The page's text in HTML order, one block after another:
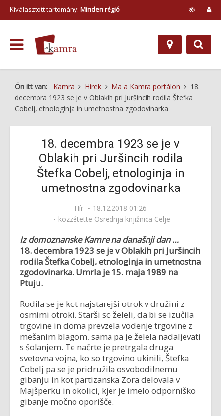
Kiválasztott tartomány: Minden régió
Ön itt van: Kamra Hírek Ma a Kamra portálon
18.
decembra 1923 se je v Oblakih pri Juršincih rodila Štefka
Cobelj, etnologinja in umetnostna zgodovinarka
18. decembra 1923 se je v
Oblakih pri Juršincih rodila
Štefka Cobelj, etnologinja in
umetnostna zgodovinarka
Hír
18.12.2018 01:26
közzétette Osrednja knjižnica Celje
Iz domoznanske Kamre na današnji dan …
18. decembra 1923 se je v Oblakih pri Juršincih
rodila Štefka Cobelj, etnologinja in umetnostna
zgodovinarka. Umrla je 15. maja 1989 na
Ptuju.
Rodila se je kot najstarejši otrok v družini z
osmimi otroki. Starši so želeli, da bi se izučila
trgovine in doma prevzela vodenje trgovine z
mešanim blagom, sama pa je želela nadaljevati
s šolanjem. Te načrte je pretrgala druga
svetovna vojna, ko so trgovino ukinili, Štefka
Cobelj pa se je pridružila osvobodilnemu
gibanju in kot partizanska Zora delovala v
Majšperku in okolici, kjer je imelo odporniško
gibanje močno oporišče.